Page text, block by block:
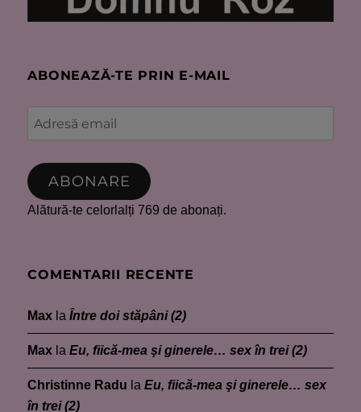
ABONEAZĂ-TE PRIN E-MAIL
Adresă
email
ABONARE
Alătură-te celorlalți 769 de abonați.
COMENTARII RECENTE
Max laÎntre doi stăpâni (2)
Max laEu, fiică-mea şi ginerele… sex în trei (2)
Christinne Radu laEu, fiică-mea şi ginerele… sex
în trei (2)